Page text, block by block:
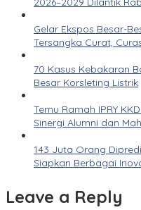
Gelar Ekspos Besar-
Tersangka Curat,
70 Kasus Kebakaran
Besar Korsleting Listrik
Temu Ramah IPRY
Sinergi Alumni dan
143 Juta Orang
Siapkan Berbagai
Leave a Reply